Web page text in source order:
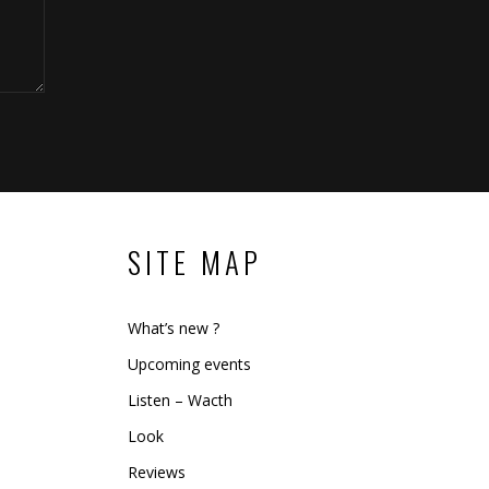
SITE MAP
What’s new ?
Upcoming events
Listen – Wacth
Look
Reviews